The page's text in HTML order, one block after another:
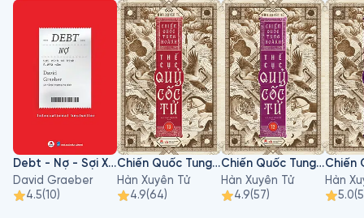
Debt - Nợ - Sợi Xích Vô Hình 5000 Năm
David Graeber
4.5(10)
Chiến Quốc Tung Hoành - Thế Cục Quỷ Cốc Tử - Tập 13
Hàn Xuyên Tử
4.9(64)
Chiến Quốc Tung Hoành - Thế Cục Quỷ Cốc Tử - Tập 12
Hàn Xuyên Tử
4.9(57)
Hàn
5.0(